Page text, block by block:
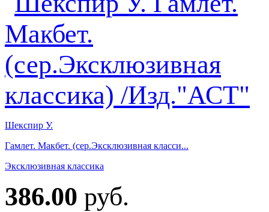
Шекспир У.
Гамлет. Макбет. (сер.Эксклюзивная класси...
Эксклюзивная классика
386.00 руб.